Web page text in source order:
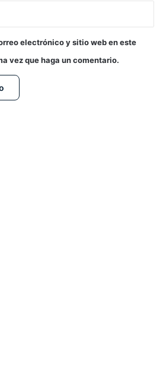
electrónico y sitio web en este
vez que haga un comentario.